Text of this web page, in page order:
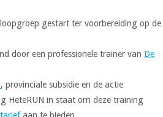
gestart ter voorbereiding op de
door een professionele trainer van De
, provinciale subsidie en de actie
HeteRUN in staat om deze training